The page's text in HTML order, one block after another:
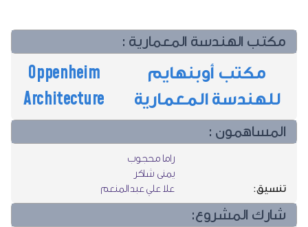
مكتب الهندسة المعمارية :
مكتب أوبنهايم
للهندسة المعمارية
Oppenheim
Architecture
المساهمون :
تنسيق:
راما محجوب
يمنى شاكر
علا علي عبد المنعم
شارك المشروع: